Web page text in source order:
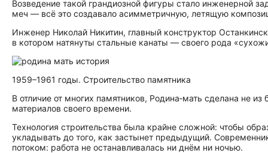
Возведение такой грандиозной фигуры стало инженерной
меч — всё это создавало асимметричную, летящую
Инженер Николай Никитин, главный конструктор
в котором натянуты стальные канаты — своего рода
1959–1961 годы. Строительство памятника
В отличие от многих памятников, Родина‑мать сделана не
материалов своего времени.
Технология строительства была крайне сложной: чтобы
укладывать до того, как застынет предыдущий.
потоком: работа не останавливалась ни днём ни ночью.